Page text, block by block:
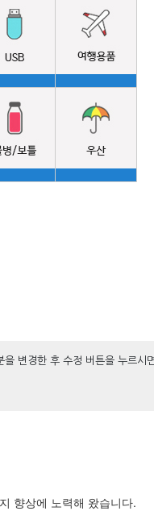
변경한 후 수정 버튼을 누르시
향상에 노력해 왔습니다.